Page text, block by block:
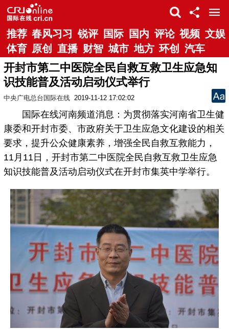
推荐 春风习习 锐评 国际 国内 评论 视频 文娱
体育 原创 直播 财智 城市 地方 环创 汽车
开封市第二中医院全民自救互救卫生应急知
识技能普及活动启动仪式举行
中央广电总台国际在线 2019-11-12 17:02:02
国际在线河南频道消息：为贯彻落实河南省卫生健
康委和开封市委、市政府关于卫生应急文化建设的相关
要求，提升公众健康素养，增强全民自救互救能力，
11月11日，开封市第二中医院全民自救互救卫生应急
知识技能普及活动启动仪式在开封市集英中学举行。